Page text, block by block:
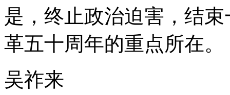
是，终止政治迫害，结
革五十周年的重点所在。
吴祚来